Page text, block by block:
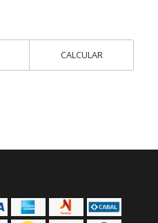
CALCULAR